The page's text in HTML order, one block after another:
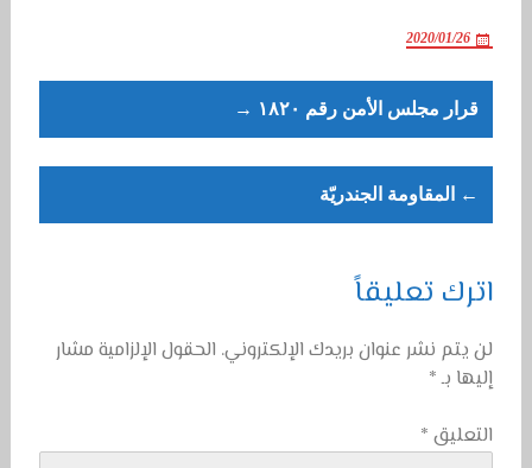
2020/01/26
Post
navigation
قرار مجلس الأمن رقم ١٨٢٠ →
← المقاومة الجندريّة
اترك تعليقاً
لن يتم نشر عنوان بريدك الإلكتروني. الحقول الإلزامية مشار
إليها بـ*
التعليق *